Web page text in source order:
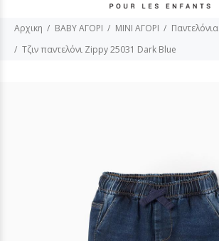
Αρχικη BABY ΑΓΟΡΙ MINI ΑΓΟΡΙ Παντελόνια
Τζιν παντελόνι Zippy 25031 Dark Blue